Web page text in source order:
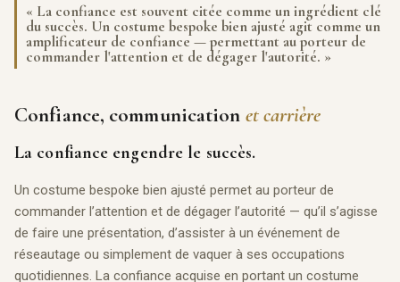
« La confiance est souvent citée comme un ingrédient clé
du succès. Un costume bespoke bien ajusté agit comme un
amplificateur de confiance — permettant au porteur de
commander l'attention et de dégager l'autorité. »
Confiance, communication et carrière
La confiance engendre le succès.
Un costume bespoke bien ajusté permet au porteur de
commander l’attention et de dégager l’autorité — qu’il s’agisse
de faire une présentation, d’assister à un événement de
réseautage ou simplement de vaquer à ses occupations
quotidiennes. La confiance acquise en portant un costume